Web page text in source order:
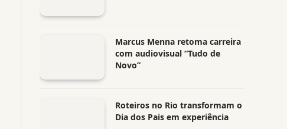
Marcus Menna retoma carreira
com audiovisual “Tudo de
Novo”
Roteiros no Rio transformam o
Dia dos Pais em experiência